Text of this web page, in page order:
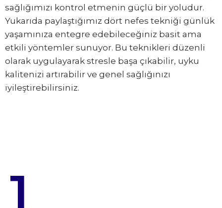
sağlığımızı kontrol etmenin güçlü bir yoludur.
Yukarıda paylaştığımız dört nefes tekniği günlük
yaşamınıza entegre edebileceğiniz basit ama
etkili yöntemler sunuyor. Bu teknikleri düzenli
olarak uygulayarak stresle başa çıkabilir, uyku
kalitenizi artırabilir ve genel sağlığınızı
iyileştirebilirsiniz.
1